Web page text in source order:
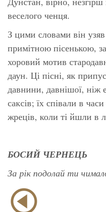
веселого ченця.
З цими словами він
примітною пісенькою,
хоровий мотив
даун. Ці пісні, як
давнини, давнішої, ніж
саксів; їх співали в
жреців, коли ті йшли в
БОСИЙ ЧЕРНЕЦЬ
За рік подолай ти